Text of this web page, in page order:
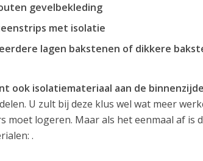
gevelbekleding
met isolatie
lagen bakstenen of dikkere
ook isolatiemateriaal aan de
U zult bij deze klus wel wat meer
moet logeren. Maar als het eenmaal af
.